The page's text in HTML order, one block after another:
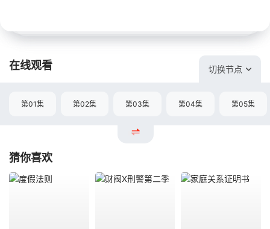
在线观看 切换节点
第01集 第02集 第03集 第04集 第05集
猜你喜欢